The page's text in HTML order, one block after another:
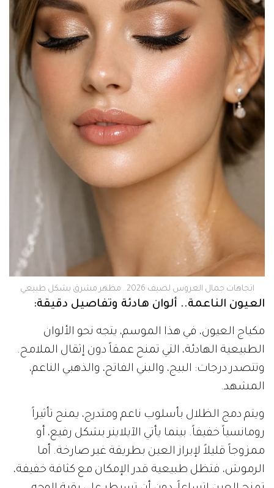
اتجاهات جمال العروس لصيف 2026.. مظهر مشرق بشكل طبيعي
العيون الناعمة.. ألوان هادئة وتفاصيل دقيقة:
مكياج العيون، في هذا الموسم، يتجه نحو الألوان
الطبيعية الهادئة، التي تمنح عمقاً دون إثقال الملامح.
وتتصدر درجات: البيج، والبني الفاتح، والذهبي الناعم،
المشهد.
ويتم دمج الظلال بأسلوب ناعم ومتدرج، يمنح تأثيراً
رومانسياً خفيفاً. بينما يأتي الآيلاينر بشكل رفيع، أو
ممزوجاً قليلاً لإبراز العين بطريقة غير صارخة. أما
الرموش، فتظل طبيعية قدر الإمكان مع كثافة خفيفة،